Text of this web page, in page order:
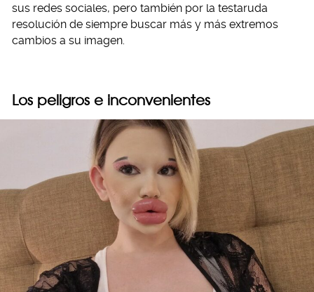
sus redes sociales, pero también por la testaruda
resolución de siempre buscar más y más extremos
cambios a su imagen.
Los peligros e inconvenientes